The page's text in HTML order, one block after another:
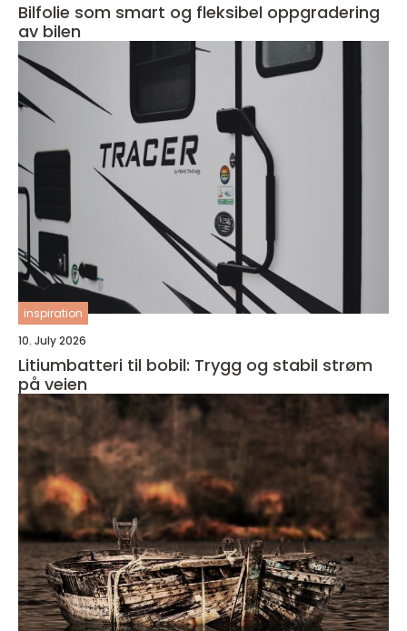
Bilfolie som smart og fleksibel oppgradering
av bilen
inspiration
10. July 2026
Litiumbatteri til bobil: Trygg og stabil strøm
på veien